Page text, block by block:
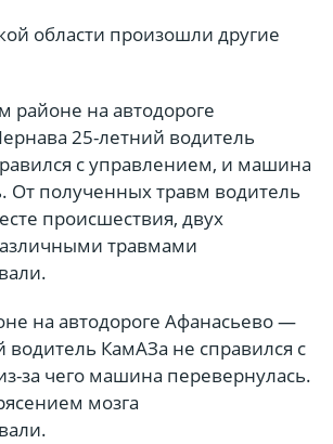
области произошли другие
районе на автодороге
25-летний водитель
с управлением, и машина
От полученных травм водитель
происшествия, двух
травмами
на автодороге Афанасьево —
водитель КамАЗа не справился с
за чего машина перевернулась.
мозга